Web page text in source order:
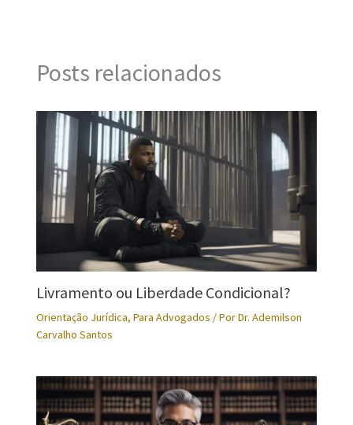
Posts relacionados
Livramento ou Liberdade Condicional?
Orientação Jurídica, Para Advogados / PorDr. Ademilson
Carvalho Santos